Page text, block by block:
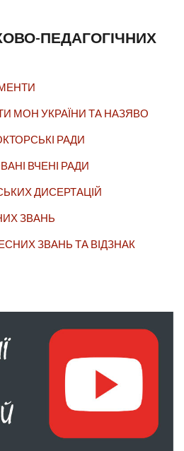
ПЕДАГОГІЧНИХ
МОН УКРАЇНИ ТА НАЗЯВО
РАДИ
ВЧЕНІ РАДИ
ДИСЕРТАЦІЙ
ЗВАНЬ
ЗВАНЬ ТА ВІДЗНАК